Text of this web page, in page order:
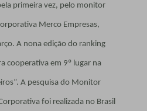
primeira vez, pelo monitor
Merco Empresas,
A nona edição do ranking
cooperativa em 9º lugar na
A pesquisa do Monitor
foi realizada no Brasil